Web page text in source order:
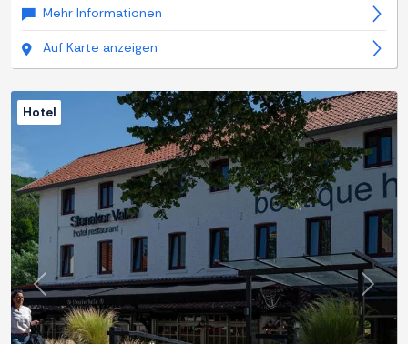
Mehr Informationen
Auf Karte anzeigen
Zurück
Hotel